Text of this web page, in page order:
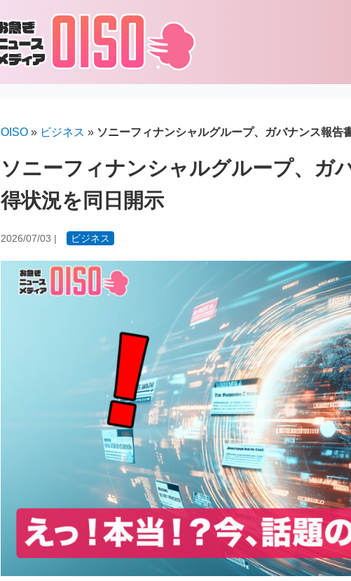
OISO » ビジネス » ソニーフィナンシャルグループ、ガバナンス報告
ソニーフィナンシャルグループ、ガ
得状況を同日開示
2026/07/03 | ビジネス